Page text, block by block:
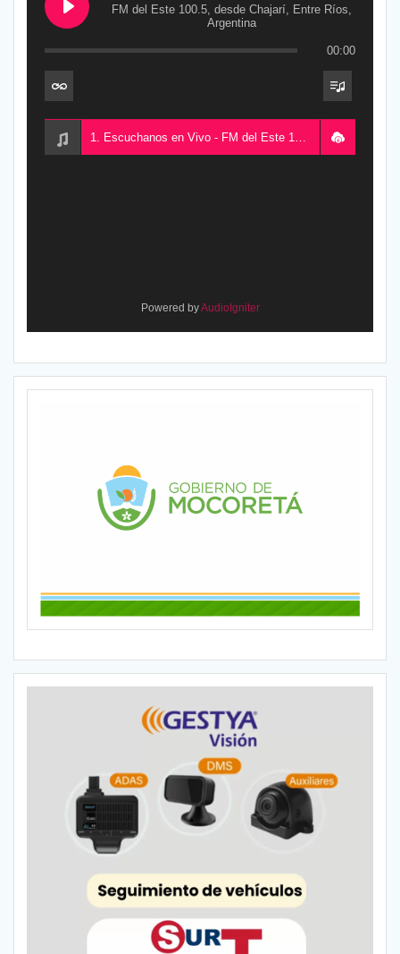
FM del Este 100.5, desde Chajarí, Entre Ríos,
Argentina
00:00
1. Escuchanos en Vivo - FM del Este 100.5, desde Chajarí, Entre Ríos, Argentina
Powered byAudioIgniter